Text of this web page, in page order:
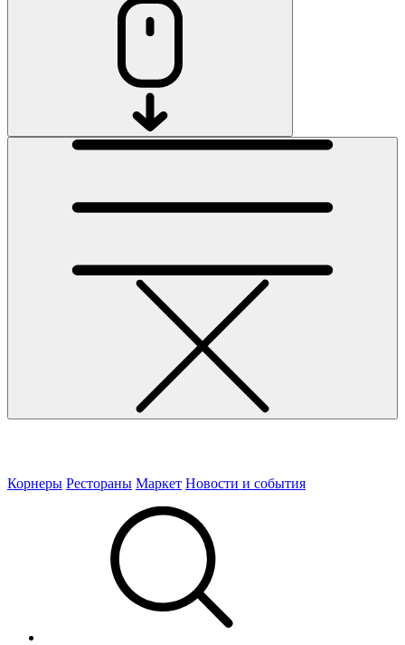
Корнеры Рестораны Маркет Новости и события